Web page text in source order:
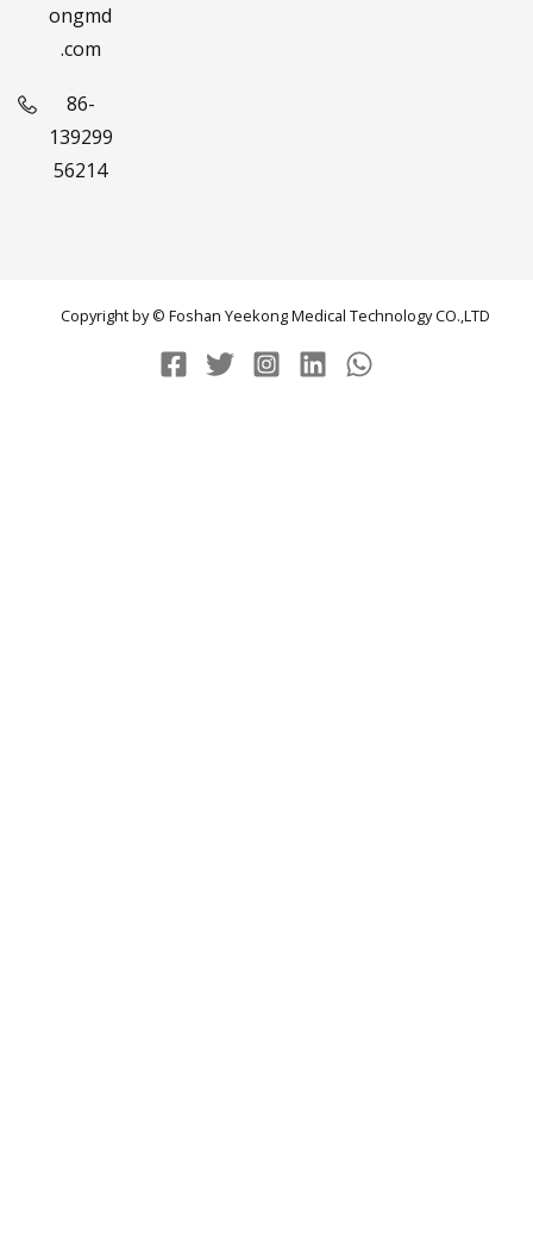
ongmd
.com
86-
139299
56214
Copyright by © Foshan Yeekong Medical Technology CO.,LTD